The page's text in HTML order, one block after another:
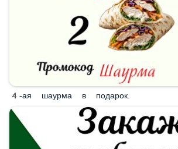
4-ая шаурма в подарок.